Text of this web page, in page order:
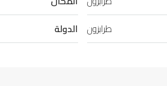
طرابزون الدولة